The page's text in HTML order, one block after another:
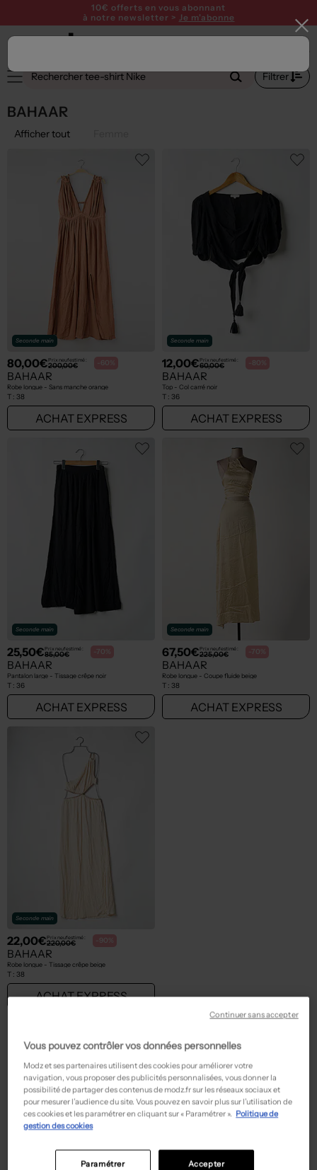
10€ offerts en vous abonnant
à notre newsletter > Je m'abonne
Filtrer
BAHAAR
Afficher tout
Seconde main
80,00€Prix neuf estimé :
200,00€ -60%
BAHAAR
Robe longue - Sans manche orange
T : 38
ACHAT EXPRESS
Seconde main
12,00€Prix neuf estimé :
60,00€ -80%
BAHAAR
Top - Col carré noir
T : 36
ACHAT EXPRESS
Seconde main
25,50€Prix neuf estimé :
85,00€ -70%
BAHAAR
Pantalon large - Tissage crêpe noir
T : 36
ACHAT EXPRESS
Seconde main
67,50€Prix neuf estimé :
225,00€ -70%
BAHAAR
Robe longue - Coupe fluide beige
T : 38
ACHAT EXPRESS
Seconde main
22,00€Prix neuf estimé :
220,00€ -90%
BAHAAR
Robe longue - Tissage crêpe beige
T : 38
ACHAT EXPRESS
Découvrez d'autres bonnes affaires !
NEW
Vous pouvez contrôler vos données personnelles
Modz et ses partenaires utilisent des cookies pour améliorer votre
navigation, vous proposer des publicités personnalisées, vous donner la
possibilité de partager des contenus de modz.fr sur les réseaux sociaux et
pour mesurer l’audience du site. Vous pouvez en savoir plus sur l’utilisation de
ces cookies et les paramétrer en cliquant sur « Paramétrer ». Politique de
gestion des cookies
Accepter
Paramétrer
Continuer sans accepter